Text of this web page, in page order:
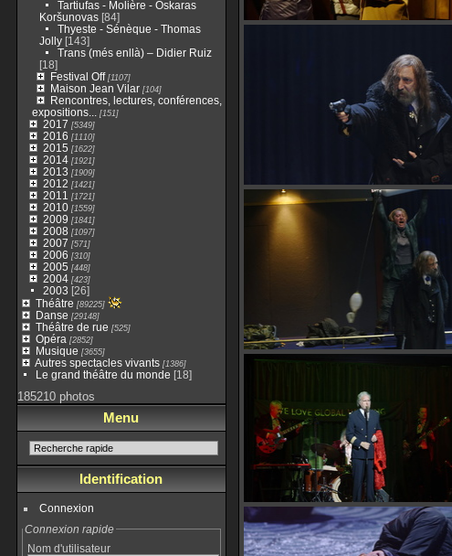
Tartiufas - Molière - Oskaras
Koršunovas[84]
Thyeste - Sénèque - Thomas
Jolly[143]
Trans (més enllà) – Didier Ruiz
[18]
Festival Off[1107]
Maison Jean Vilar[104]
Rencontres, lectures, conférences,
expositions...
[151]
2017 [5349]
2016 [1110]
2015 [1622]
2014[1921]
2013 [1909]
2012 [1421]
2011 [1721]
2010[1559]
2009 [1841]
2008 [1097]
2007 [571]
2006 [310]
2005 [448]
2004[423]
2003 [26]
Théâtre [89225]
Danse [29148]
Théâtre de rue [525]
Opéra [2852]
Musique [3655]
Autres spectacles vivants[1386]
Le grand théâtre du monde [18]
185210 photos
Menu
Identification
Connexion
Connexion rapide
Nom d'utilisateur